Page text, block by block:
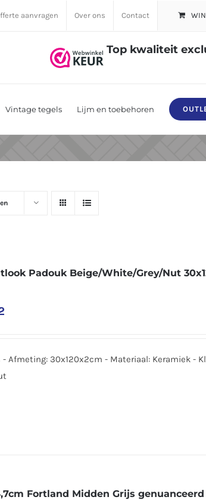
aanvragen Over ons Contact
Top kwaliteit
Vintage tegels Lijm en toebehoren
Padouk Beige/White/Grey/Nut
Afmeting: 30x120x2cm - Materiaal: Keramiek -
Fortland Midden Grijs genuanceerd